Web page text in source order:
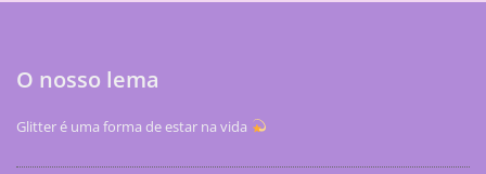
O nosso lema
Glitter é uma forma de estar na vida